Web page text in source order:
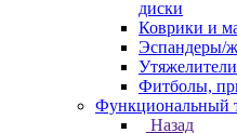
диски
Коврики и
Эспандеры/
Утяжелители
Фитболы,
Функциональный
Назад